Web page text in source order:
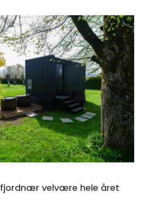
Badstue moss fjordnær velvære hele året